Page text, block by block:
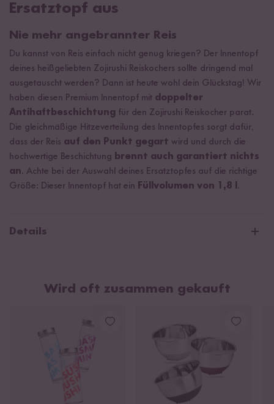
Ersatztopf aus
Nie mehr angebrannter Reis
Du kannst von Reis einfach nicht genug kriegen? Der Innentopf
deines heißgeliebten Zojirushi Reiskochers sollte dringend mal
ausgetauscht werden? Dann ist heute wohl dein Glückstag! Wir
haben diesen Premium Innentopf mit doppelter
Antihaftbeschichtung für den Zojirushi Reiskocher parat.
Die gleichmäßige Hitzeverteilung des Innentopfes sorgt dafür,
dass der Reis auf den Punkt gegart wird und durch die
hochwertige Beschichtung brennt auch garantiert nichts
an. Achte bei der Auswahl deines Ersatztopfes auf die richtige
Größe: Dieser Innentopf hat ein Füllvolumen von 1,8 l .
Details
Mit hochwertiger doppelter Antihaftbeschichtung
Durchmesser: 23,7 cm / Höhe: 14,5 cm
Gewicht: 0,524 kg
Reiskocher Herstellerbezeichnung: NL-GAQ-18
Ersatztopf Herstellerbezeichnung: B567
Wird oft zusammen gekauft